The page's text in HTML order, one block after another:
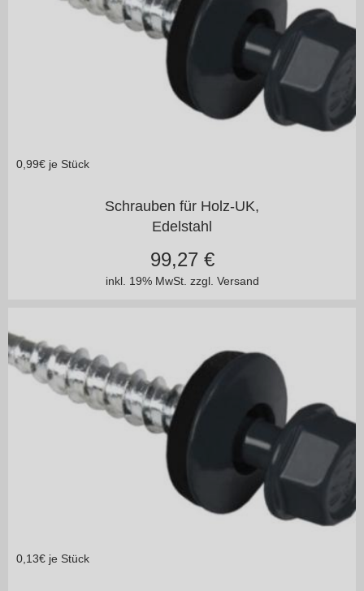
0,99€ je Stück
Schrauben für Holz-UK,
Edelstahl
inkl. 19% MwSt. zzgl. Versand
99,27€
0,13€ je Stück